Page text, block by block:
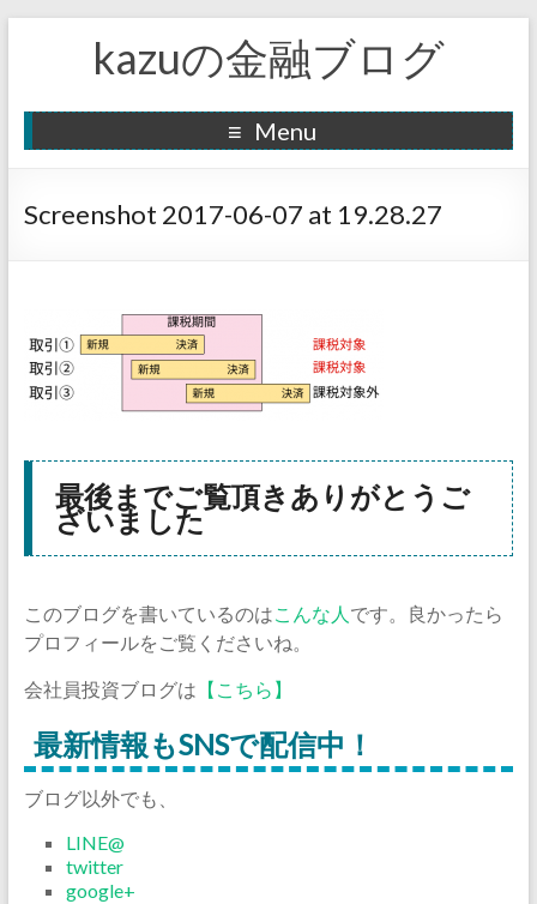
kazuの金融ブログ
Menu
Screenshot 2017-06-07 at 19.28.27
最後までご覧頂きありがとうご
ざいました
このブログを書いているのはこんな人 です。良かったら
プロフィールをご覧くださいね。
会社員投資ブログは 【こちら】
最新情報もSNSで配信中！
ブログ以外でも、
LINE@
twitter
google+